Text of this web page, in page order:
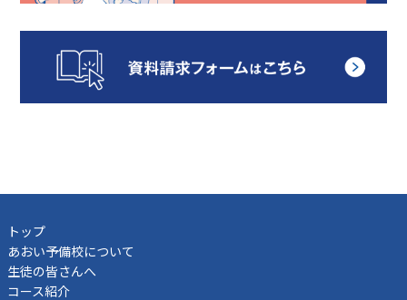
トップ
あおい予備校について
生徒の皆さんへ
コース紹介